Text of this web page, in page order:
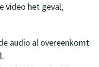
video het geval,
audio al overeenkomt